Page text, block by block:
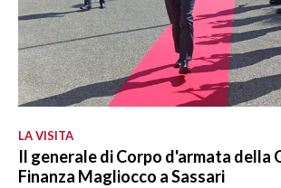
LA VISITA
Il generale di Corpo d'armata della
Finanza Magliocco a Sassari